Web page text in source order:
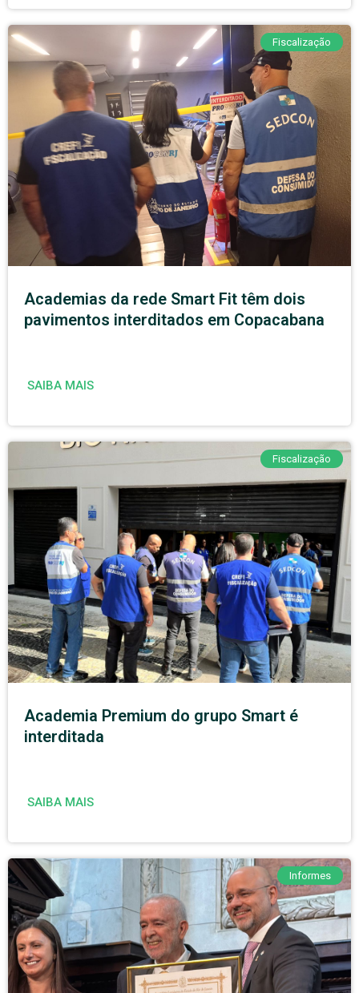
Fiscalização
Academias da rede Smart Fit têm dois
pavimentos interditados em Copacabana
SAIBA MAIS
Fiscalização
Academia Premium do grupo Smart é
interditada
SAIBA MAIS
Informes